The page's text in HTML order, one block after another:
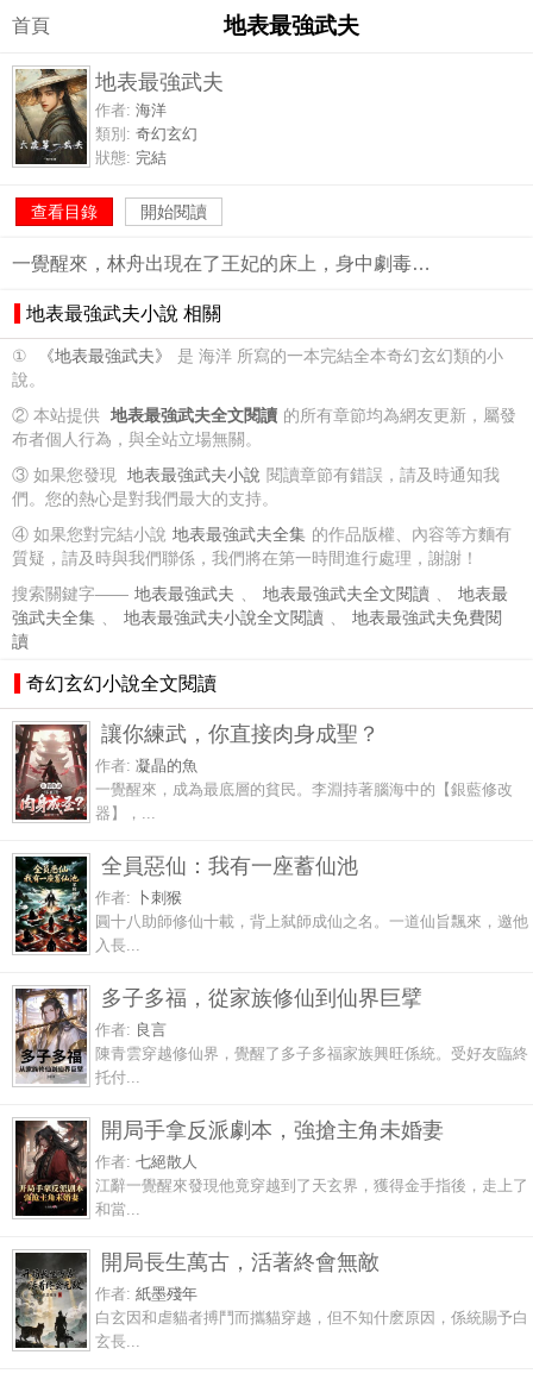
首頁 地表最強武夫
地表最強武夫
作者: 海洋
類別: 奇幻玄幻
狀態: 完結
查看目錄 開始閱讀
一覺醒來，林舟出現在了王妃的床上，身中劇毒…
地表最強武夫小說 相關
① 《地表最強武夫》
是 海洋 所寫的一本完結全本奇幻玄幻類的小
說。
② 本站提供 地表最強武夫全文閱讀 的所有章節均為網友更新，屬發
布者個人行為，與全站立場無關。
③ 如果您發現 地表最強武夫小說 閱讀章節有錯誤，請及時通知我
們。您的熱心是對我們最大的支持。
④ 如果您對完結小說 地表最強武夫全集 的作品版權、內容等方麵有
質疑，請及時與我們聯係，我們將在第一時間進行處理，謝謝！
搜索關鍵字—— 地表最強武夫 、 地表最強武夫全文閱讀 、
地表最
強武夫全集 、 地表最強武夫小說全文閱讀 、
地表最強武夫免費閱
讀
奇幻玄幻小說全文閱讀
讓你練武，你直接肉身成聖？
作者: 凝晶的魚
一覺醒來，成為最底層的貧民。李淵持著腦海中的【銀藍修改
器】，...
全員惡仙：我有一座蓄仙池
作者:
卜刺猴
圓十八助師修仙十載，背上弑師成仙之名。一道仙旨飄來，邀他
入長...
多子多福，從家族修仙到仙界巨擘
作者: 良言
陳青雲穿越修仙界，覺醒了多子多福家族興旺係統。受好友臨終
托付...
開局手拿反派劇本，強搶主角未婚妻
作者: 七絕散人
江辭一覺醒來發現他竟穿越到了天玄界，獲得金手指後，走上了
和當...
開局長生萬古，活著終會無敵
作者: 紙墨殘年
白玄因和虐貓者搏鬥而攜貓穿越，但不知什麽原因，係統賜予白
玄長...